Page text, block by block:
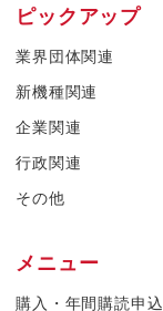
ピックアップ
業界団体関連
新機種関連
企業関連
行政関連
その他
メニュー
購入・年間購読申込